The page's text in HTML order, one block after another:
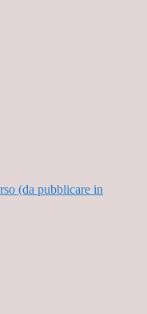
(da pubblicare in